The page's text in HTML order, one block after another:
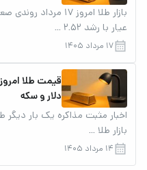
به طور کلی، در رابطه با عوامل
موارد زیر اشاره کرد:
هاوینگ: یکی از مهم‌ترین
هاوینگ آن است.
پاداش استخراج بیت کوین را
عیار با رشد ۲.۵۲ ...
calendar_month۱۷ مرداد ۱۴۰۵
دلار و سکه
اخبار مثبت مذاکره یک بار دیگر
بازار طلا ...
calendar_month۱۴ مرداد ۱۴۰۵